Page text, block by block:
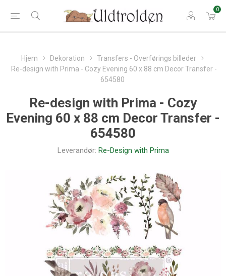
0
Hjem Dekoration
Transfers - Overførings billeder
Re-design with Prima - Cozy Evening 60 x 88 cm Decor Transfer -
654580
Re-design with Prima - Cozy
Evening 60 x 88 cm Decor Transfer -
654580
Leverandør: Re-Design with Prima